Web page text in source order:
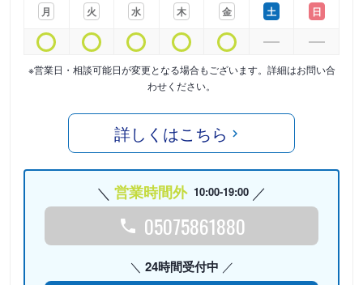
月
火
水
木
金
土
日
※営業日・相談可能日が変更となる場合もございます。詳細はお問い合
わせください。
詳しくはこちら
営業時間外 10:00-19:00
05075861880
24時間受付中